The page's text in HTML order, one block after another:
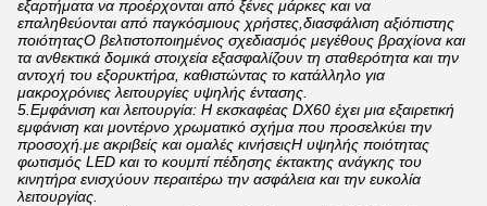
εξαρτήματα να προέρχονται από ξένες μάρκες και να
επαληθεύονται από παγκόσμιους χρήστες,διασφάλιση αξιόπιστης
ποιότηταςΟ βελτιστοποιημένος σχεδιασμός μεγέθους βραχίονα και
τα ανθεκτικά δομικά στοιχεία εξασφαλίζουν τη σταθερότητα και την
αντοχή του εξορυκτήρα, καθιστώντας το κατάλληλο για
μακροχρόνιες λειτουργίες υψηλής έντασης.
5.Εμφάνιση και λειτουργία: Η εκσκαφέας DX60 έχει μια εξαιρετική
εμφάνιση και μοντέρνο χρωματικό σχήμα που προσελκύει την
προσοχή.με ακριβείς και ομαλές κινήσειςΗ υψηλής ποιότητας
φωτισμός LED και το κουμπί πέδησης έκτακτης ανάγκης του
κινητήρα ενισχύουν περαιτέρω την ασφάλεια και την ευκολία
λειτουργίας.